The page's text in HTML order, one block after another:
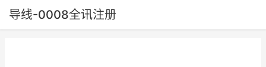
导线-0008全讯注册